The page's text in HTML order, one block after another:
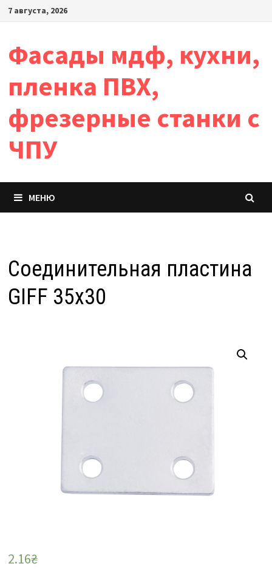
Перейти
7 августа, 2026
Фасады мдф, кухни,
пленка ПВХ,
фрезерные станки с
ЧПУ
МЕНЮ
Соединительная пластина
GIFF 35х30
2.16₴